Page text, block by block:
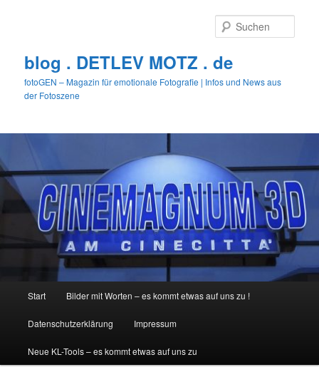
blog . DETLEV MOTZ . de
fotoGEN – Magazin für emotionale Fotografie | Infos und News aus
der Fotoszene
Start Bilder mit Worten – es kommt etwas auf uns zu !
Datenschutzerklärung Impressum
Neue KL-Tools – es kommt etwas auf uns zu